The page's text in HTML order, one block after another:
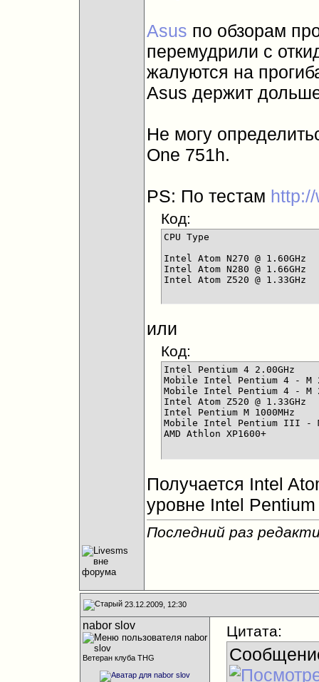
Asus по обзорам
перемудрили с
жалуются на
Asus держит
Не могу
One 751h.
PS: По тестам
Код:
CPU Type			Passmark CPU Mark 	Rank
Intel Atom N270 @ 1.60GHz	305			674
Intel Atom N280 @ 1.66GHz	316			664
или
Код:
Intel Pentium 4 2.00GHz			256	723
Mobile Intel Pentium 4 - M 2.20GHz
Mobile Intel Pentium 4 - M 2.00GHz
Intel Atom Z520 @ 1.33GHz		249	726
Intel Pentium M 1000MHz			249	727
Mobile Intel Pentium III - M 1Ghz
Получается Intel
уровне Intel
Последний раз
23.12.2009, 12:30
nabor slov
Ветеран клуба THG
Цитата: